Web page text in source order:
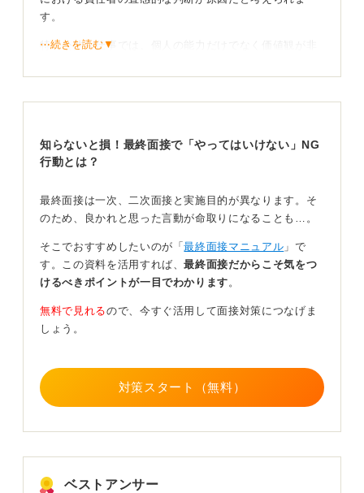
す。
特に公的な仕事では、個人の能力だけでなく価値観が非
利益を超えて地域や社会に貢献できるかどうかが最も見
的な問いに対して、表面的な回答ではなく、揺るぎない
信念と具体的なエピソードを交えて説明できるかが問わ
公務員としてふさわしい振る舞いを日頃から心掛け
不合格になるケースでは、態度や価値観、特に「公務員
として職務に専念できるか」「組織の一員として協調性
を持って働けるか」という点が問題視された可能性が高
いでしょう。
SNSでの情報発信なども、採用担当者の目に触れる可能
性が十分にあります。
を心掛ける必要があります。
面接の場での印象だけでなく、日常生活におけるあなた
⋯続きを読む▼
知らないと損！最終面接で「やってはいけない」NG
行動とは？
最終面接は一次、二次面接と実施目的が異なります。そ
のため、良かれと思った言動が命取りになることも…。
そこでおすすめしたいのが「最終面接マニュアル 」で
す。この資料を活用すれば、最終面接だからこそ気をつ
けるべきポイントが一目でわかります 。
無料で見れるので、今すぐ活用して面接対策につなげま
しょう。
対策スタート（無料）
ベストアンサー